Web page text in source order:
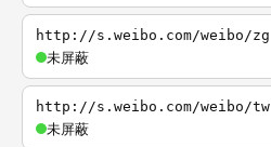
http://s.weibo.com/weibo/zg
未屏蔽
http://s.weibo.com/weibo/tw
未屏蔽